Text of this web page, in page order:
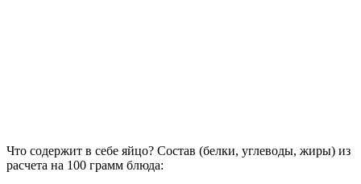
Что содержит в себе яйцо? Состав (белки, углеводы, жиры) из
расчета на 100 грамм блюда: